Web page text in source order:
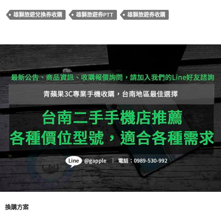
e
b
o
o
k
itt
er
e
雄獅旅遊兌換券收購 雄獅旅遊券PTT 雄獅旅遊券收購
換購方案